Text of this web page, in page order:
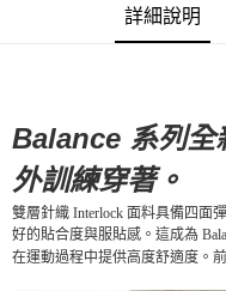
每筆NT$80，滿
宅配
每筆NT$130，滿
詳細說明
Balance 系列全
外訓練穿著。
雙層針織 Interlock 面料具備四面
好的貼合度與服貼感。這成為
在運動過程中提供高度舒適度。